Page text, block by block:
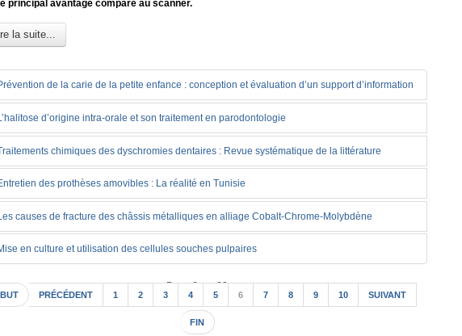
principal avantage comparé au scanner.
la suite...
de la carie de la petite enfance : conception et évaluation d’un support d’information
d’origine intra-orale et son traitement en parodontologie
chimiques des dyschromies dentaires : Revue systématique de la littérature
des prothèses amovibles : La réalité en Tunisie
causes de fracture des châssis métalliques en alliage Cobalt-Chrome-Molybdène
en culture et utilisation des cellules souches pulpaires
Page 6 sur 22
PRÉCÉDENT 1 2 3 4 5 6 7 8 9 10 SUIVANT
FIN